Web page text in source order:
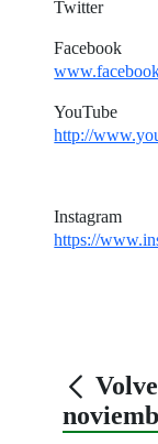
Twitter
http://
https://